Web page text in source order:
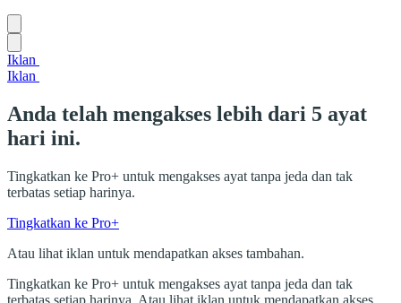
Iklan
Iklan
Anda telah mengakses lebih dari 5 ayat
hari ini.
Tingkatkan ke Pro+ untuk mengakses ayat tanpa jeda dan tak
terbatas setiap harinya.
Tingkatkan ke Pro+
Atau lihat iklan untuk mendapatkan akses tambahan.
Tingkatkan ke Pro+ untuk mengakses ayat tanpa jeda dan tak
terbatas setiap harinya. Atau lihat iklan untuk mendapatkan akses